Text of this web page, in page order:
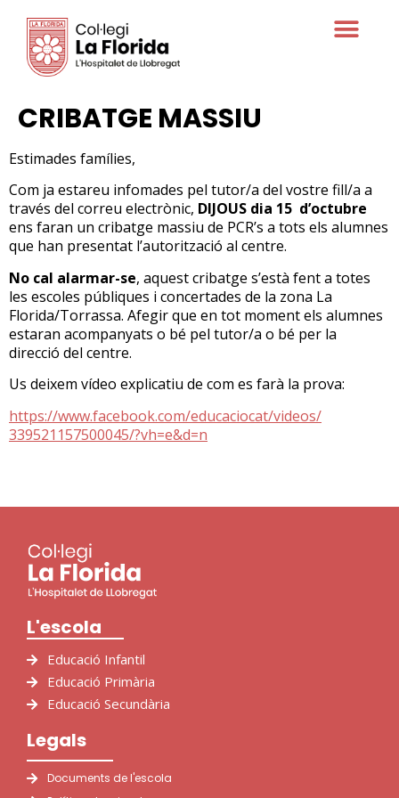
CRIBATGE MASSIU
Estimades famílies,
Com ja estareu infomades pel tutor/a del vostre fill/a a
través del correu electrònic, DIJOUS dia 15 d’octubre
ens faran un cribatge massiu de PCR’s a tots els alumnes
que han presentat l’autorització al centre.
No cal alarmar-se, aquest cribatge s’està fent a totes
les escoles públiques i concertades de la zona La
Florida/Torrassa. Afegir que en tot moment els alumnes
estaran acompanyats o bé pel tutor/a o bé per la
direcció del centre.
Us deixem vídeo explicatiu de com es farà la prova:
https://www.facebook.com/educaciocat/videos/
339521157500045/?vh=e&d=n
L'escola
Educació Infantil
Educació Primària
Educació Secundària
Legals
Documents de l'escola